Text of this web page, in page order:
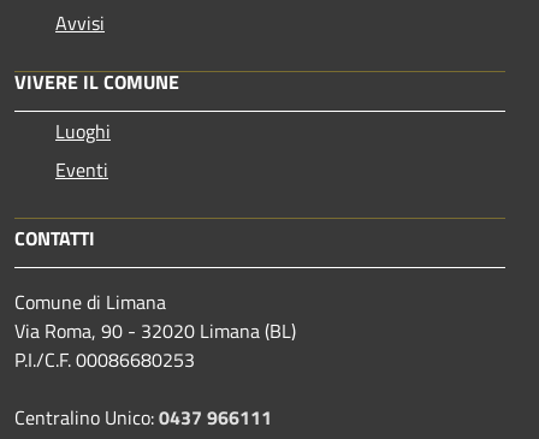
Avvisi
VIVERE IL COMUNE
Luoghi
Eventi
CONTATTI
Comune di Limana
Via Roma, 90 - 32020 Limana (BL)
P.I./C.F. 00086680253
Centralino Unico:0437 966111